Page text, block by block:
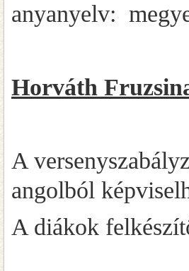
anyanyelv:
Horváth
A
angolból
A diákok